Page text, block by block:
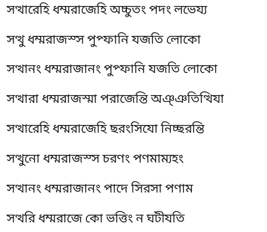
সত্থারেহি ধম্মরাজেহি অচ্চুতং পদং লভেয্য
সত্থু ধম্মরাজস্স পুপ্ফানি যজতি লোকো
সত্থানং ধম্মরাজানং পুপ্ফানি যজতি লোকো
সত্থারা ধম্মরাজস্মা পরাজেন্তি অঞ্ঞতিত্থিযা
সত্থারেহি ধম্মরাজেহি ছরংসিযো নিচ্ছরন্তি
সত্থুনো ধম্মরাজস্স চরণং পণমাম্যহং
সত্থানং ধম্মরাজানং পাদে সিরসা পণাম
সত্থরি ধম্মরাজে কো ভত্তিং ন ঘটীযতি